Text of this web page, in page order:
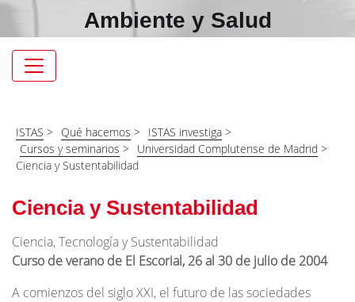
Ambiente y Salud
Navegación
ISTAS > Qué hacemos > ISTAS investiga >
Cursos y seminarios > Universidad Complutense de Madrid >
Ciencia y Sustentabilidad
Ciencia y Sustentabilidad
Ciencia, Tecnología y Sustentabilidad
Curso de verano de El Escorial, 26 al 30 de julio de 2004
A comienzos del siglo XXI, el futuro de las sociedades